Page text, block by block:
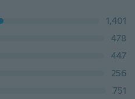
1,401
478
447
256
751